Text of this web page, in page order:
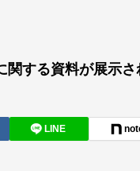
する資料が展示さ
LINE